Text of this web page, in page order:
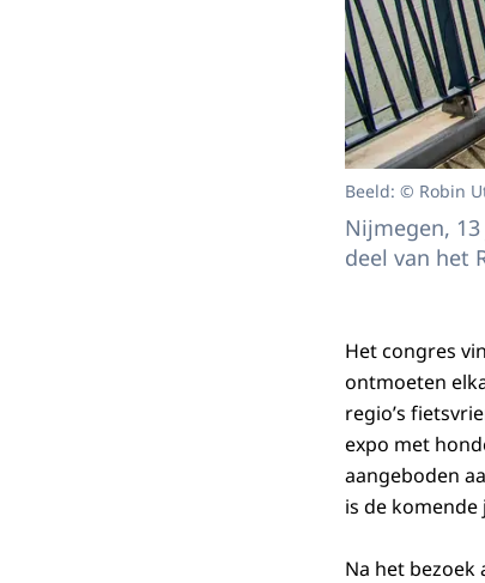
Beeld: © Robin
Nijmegen,
deel van het
Het congres
ontmoeten
regio’s
expo met
aangeboden
is de
Na het bezoek